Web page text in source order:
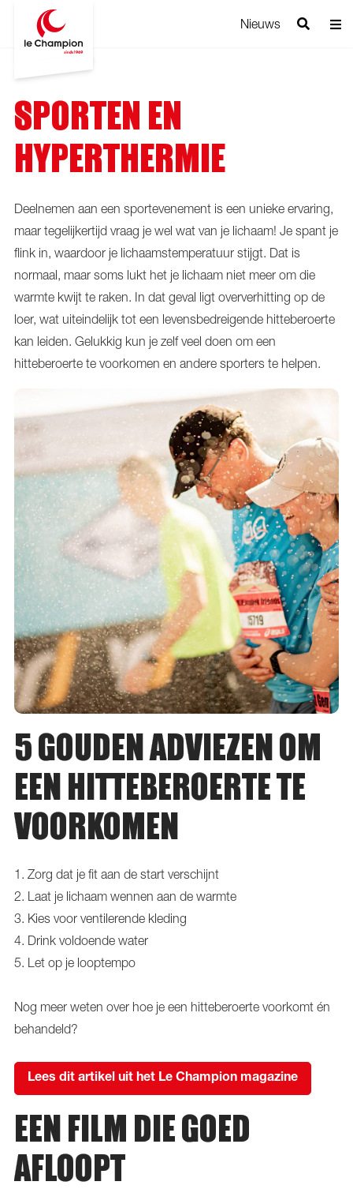
Nieuws
SPORTEN EN
HYPERTHERMIE
Deelnemen aan een sportevenement is een unieke ervaring,
maar tegelijkertijd vraag je wel wat van je lichaam! Je spant je
flink in, waardoor je lichaamstemperatuur stijgt. Dat is
normaal, maar soms lukt het je lichaam niet meer om die
warmte kwijt te raken. In dat geval ligt oververhitting op de
loer, wat uiteindelijk tot een levensbedreigende hitteberoerte
kan leiden. Gelukkig kun je zelf veel doen om een
hitteberoerte te voorkomen en andere sporters te helpen.
5 GOUDEN ADVIEZEN OM
EEN HITTEBEROERTE TE
VOORKOMEN
1. Zorg dat je fit aan de start verschijnt
2. Laat je lichaam wennen aan de warmte
3. Kies voor ventilerende kleding
4. Drink voldoende water
5. Let op je looptempo
Nog meer weten over hoe je een hitteberoerte voorkomt én
behandeld?
Lees dit artikel uit het Le Champion magazine
EEN FILM DIE GOED
AFLOOPT